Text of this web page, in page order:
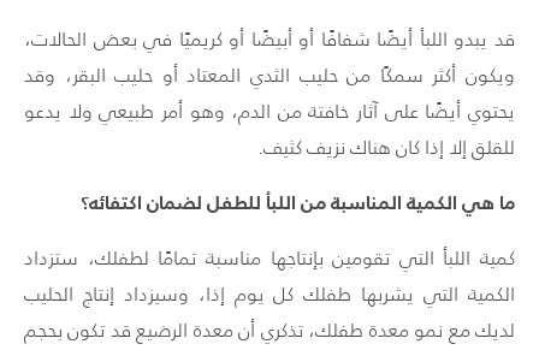
قد يبدو اللبأ أيضًا شفافًا أو أبيضًا أو كريميًا في بعض الحالات،
ويكون أكثر سمكًا من حليب الثدي المعتاد أو حليب البقر، وقد
يحتوي أيضًا على آثار خافتة من الدم، وهو أمر طبيعي ولا يدعو
للقلق إلا إذا كان هناك نزيف كثيف.
ما هي الكمية المناسبة من اللبأ للطفل لضمان اكتفائه؟
كمية اللبأ التي تقومين بإنتاجها مناسبة تمامًا لطفلك، ستزداد
الكمية التي يشربها طفلك كل يوم إذا، وسيزداد إنتاج الحليب
لديك مع نمو معدة طفلك، تذكري أن معدة الرضيع قد تكون بحجم